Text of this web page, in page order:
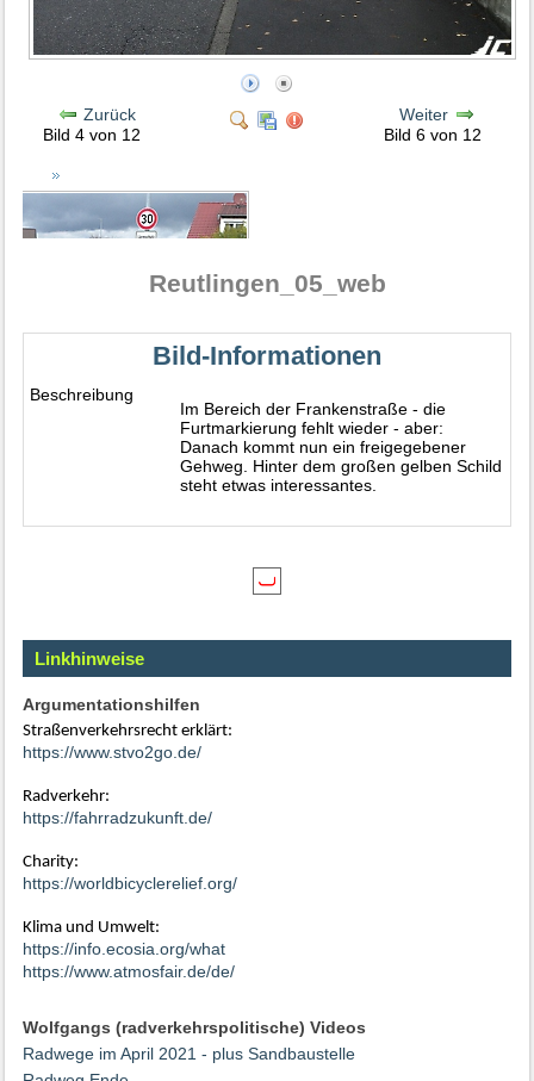
Zurück
Bild 4 von 12
Weiter
Bild 6 von 12
Reutlingen_05_web
Bild-Informationen
Beschreibung
Im Bereich der Frankenstraße - die
Furtmarkierung fehlt wieder - aber:
Danach kommt nun ein freigegebener
Gehweg. Hinter dem großen gelben Schild
steht etwas interessantes.
Linkhinweise
Argumentationshilfen
Straßenverkehrsrecht erklärt:
https://www.stvo2go.de/
Radverkehr:
https://fahrradzukunft.de/
Charity:
https://worldbicyclerelief.org/
Klima und Umwelt:
https://info.ecosia.org/what
https://www.atmosfair.de/de/
Wolfgangs (radverkehrspolitische) Videos
Radwege im April 2021 - plus Sandbaustelle